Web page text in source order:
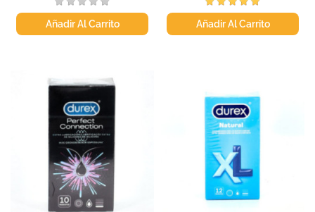
Añadir Al Carrito Añadir Al Carrito